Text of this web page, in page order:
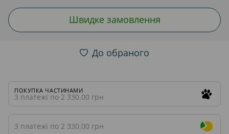
Швидке замовлення
До обраного
ПОКУПКА ЧАСТИНАМИ
3 платежі по 2 330.00 грн
3 платежі по 2 330.00 грн